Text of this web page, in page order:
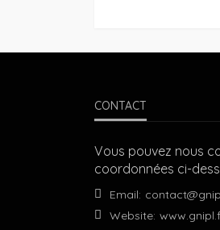
CONTACT
Vous pouvez nous
coordonnées ci-
Email:
Website: